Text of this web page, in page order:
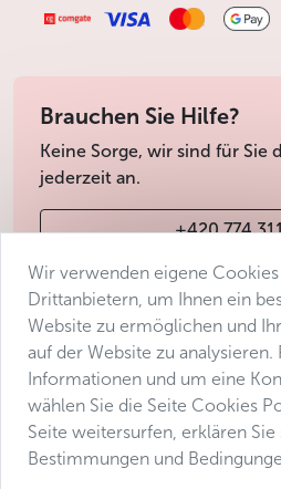
Brauchen Sie Hilfe?
Keine Sorge, wir sind für Sie
jederzeit an.
+420 774
Geschäftsbedingungen
Datenschutz
Barrierefreiheitserklärung
Manage consent
Wir verwenden eigene
Drittanbietern, um Ihnen ein
Website zu ermöglichen und
auf der Website zu analysieren.
Informationen und um eine
wählen Sie die Seite Cookies
Seite weitersurfen, erklären
Bestimmungen und